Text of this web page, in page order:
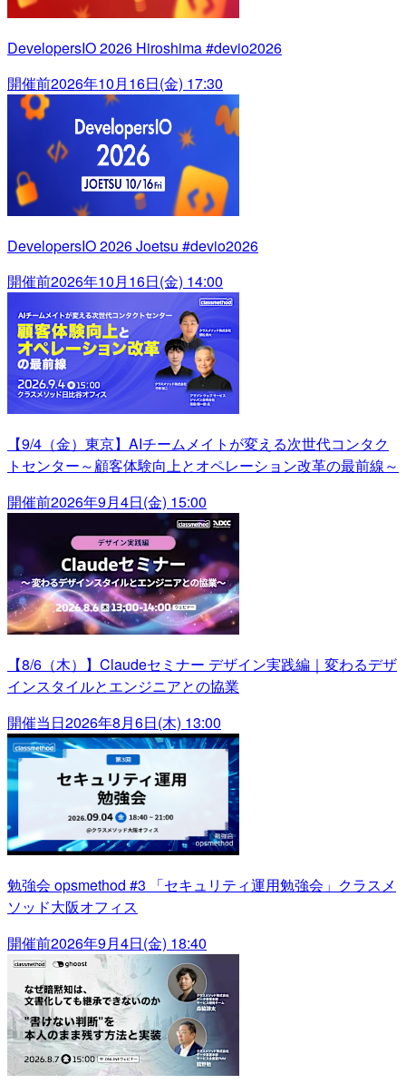
DevelopersIO 2026 Hiroshima #devio2026
開催前2026年10月16日(金) 17:30
DevelopersIO 2026 Joetsu #devio2026
開催前2026年10月16日(金) 14:00
【9/4（金）東京】AIチームメイトが変える次世代コンタク
トセンター～顧客体験向上とオペレーション改革の最前線～
開催前2026年9月4日(金) 15:00
【8/6（木）】Claudeセミナー デザイン実践編｜変わるデザ
インスタイルとエンジニアとの協業
開催当日2026年8月6日(木) 13:00
勉強会 opsmethod #3 「セキュリティ運用勉強会」クラスメ
ソッド大阪オフィス
開催前2026年9月4日(金) 18:40